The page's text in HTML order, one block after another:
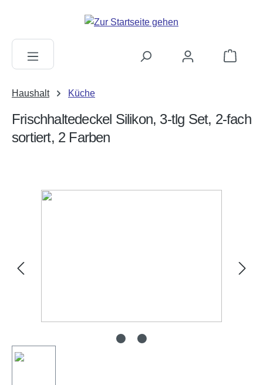
Haushalt Küche
Frischhaltedeckel Silikon, 3-tlg Set, 2-fach
sortiert, 2 Farben
Bildergalerie überspringen